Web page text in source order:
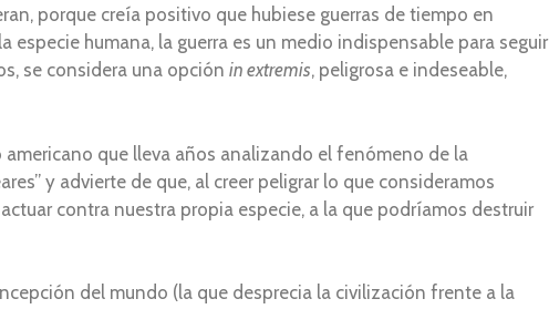
porque creía positivo que hubiese guerras de tiempo en
especie humana, la guerra es un medio indispensable para seguir
se considera una opción in extremis, peligrosa e indeseable,
que lleva años analizando el fenómeno de la
y advierte de que, al creer peligrar lo que consideramos
contra nuestra propia especie, a la que podríamos destruir
del mundo (la que desprecia la civilización frente a la